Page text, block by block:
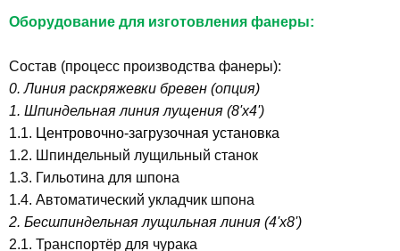
Оборудование для изготовления фанеры:
Состав (процесс производства фанеры):
0. Линия раскряжевки бревен (опция)
1. Шпиндельная линия лущения (8'х4')
1.1. Центровочно-загрузочная установка
1.2. Шпиндельный лущильный станок
1.3. Гильотина для шпона
1.4. Автоматический укладчик шпона
2. Бесшпиндельная лущильная линия (4'х8')
2.1. Транспортёр для чурака